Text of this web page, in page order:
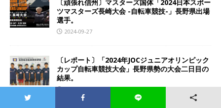
〔頑張れ信州〕マスターズ国体「2024日本スポー
ツマスターズ長崎大会 -自転車競技-」長野県出場
選手。
2024-09-27
〔レポート〕「2024年JOCジュニアオリンピック
カップ自転車競技大会」長野県勢の大会二日目の
結果。
2024-07-21